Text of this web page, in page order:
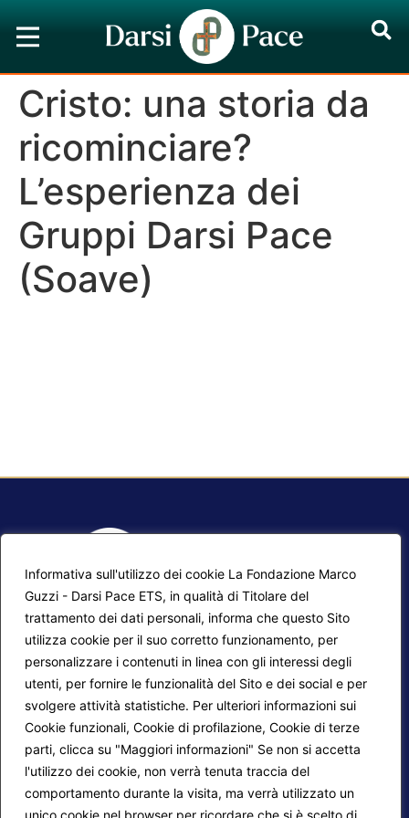
Informativa sull'utilizzo dei cookie La Fondazione Marco
Guzzi - Darsi Pace ETS, in qualità di Titolare del
trattamento dei dati personali, informa che questo Sito
utilizza cookie per il suo corretto funzionamento, per
personalizzare i contenuti in linea con gli interessi degli
utenti, per fornire le funzionalità del Sito e dei social e per
svolgere attività statistiche. Per ulteriori informazioni sui
Cookie funzionali, Cookie di profilazione, Cookie di terze
parti, clicca su "Maggiori informazioni" Se non si accetta
l'utilizzo dei cookie, non verrà tenuta traccia del
comportamento durante la visita, ma verrà utilizzato un
unico cookie nel browser per ricordare che si è scelto di
Cristo: una storia da
ricominciare?
L’esperienza dei
Gruppi Darsi Pace
(Soave)
Mappa del sito
Progetti Darsi Pace
Login redattori
Calendario corsi
Privacy Policy
Cookie Policy